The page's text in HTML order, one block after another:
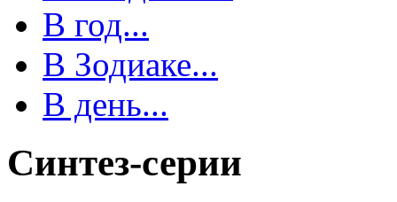
В год...
В Зодиаке...
В день...
Синтез-серии